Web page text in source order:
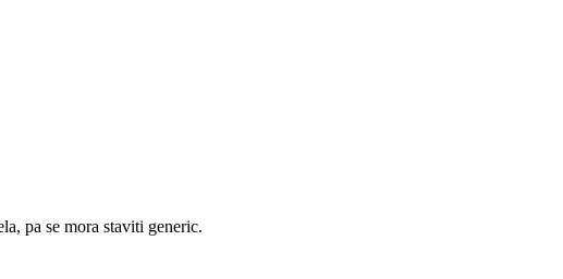
pa se mora staviti generic.